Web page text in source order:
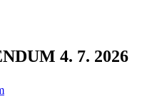
4. 7. 2026